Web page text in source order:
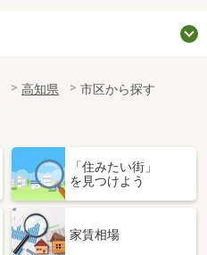
高知県 市区から探す
「住みたい街」
を見つけよう
家賃相場